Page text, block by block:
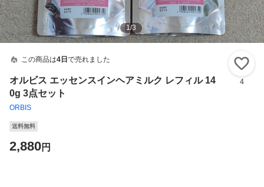
1/3
この商品は4日 で売れました
オルビス エッセンスインヘアミルク レフィル 14
0g 3点セット
ORBIS
4
送料無料
2,880円